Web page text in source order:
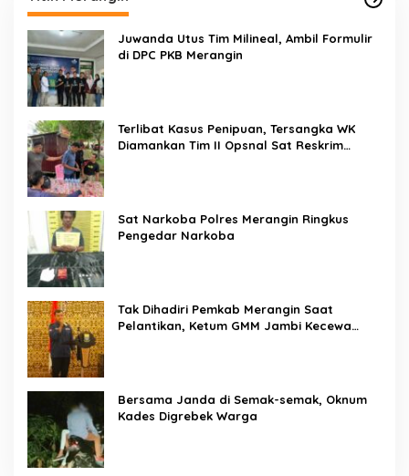
Juwanda Utus Tim Milineal, Ambil Formulir
di DPC PKB Merangin
Terlibat Kasus Penipuan, Tersangka WK
Diamankan Tim II Opsnal Sat Reskrim
Sat Narkoba Polres Merangin Ringkus
Pengedar Narkoba
Tak Dihadiri Pemkab Merangin Saat
Pelantikan, Ketum GMM Jambi Kecewa
Bersama Janda di Semak-semak, Oknum
Kades Digrebek Warga